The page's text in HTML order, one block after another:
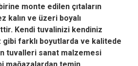
monte edilen çıtaların
kalın ve üzeri boyalı
Kendi tuvalinizi kendiniz
gibi farklı boyutlarda ve kalitede
tuvalleri sanat malzemesi